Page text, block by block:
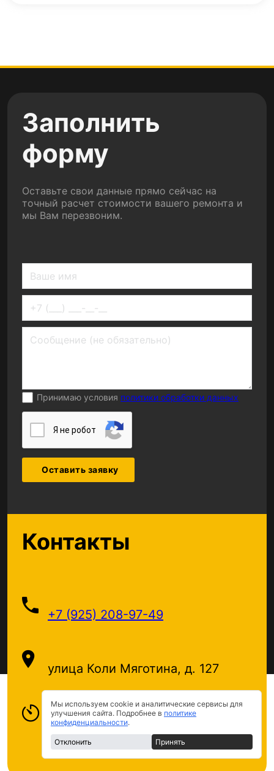
Заполнить
форму
Оставьте свои данные прямо сейчас на
точный расчет стоимости вашего ремонта и
мы Вам перезвоним.
Принимаю условия политики обработки данных
Я нe poбoт
Оставить заявку
Контакты
+7 (925) 208-97-49
улица Коли Мяготина, д. 127
круглосуточно с 09:00 - 20:00
Мы используем cookie и аналитические сервисы для
улучшения сайта. Подробнее в политике
конфиденциальности.
Отклонить Принять